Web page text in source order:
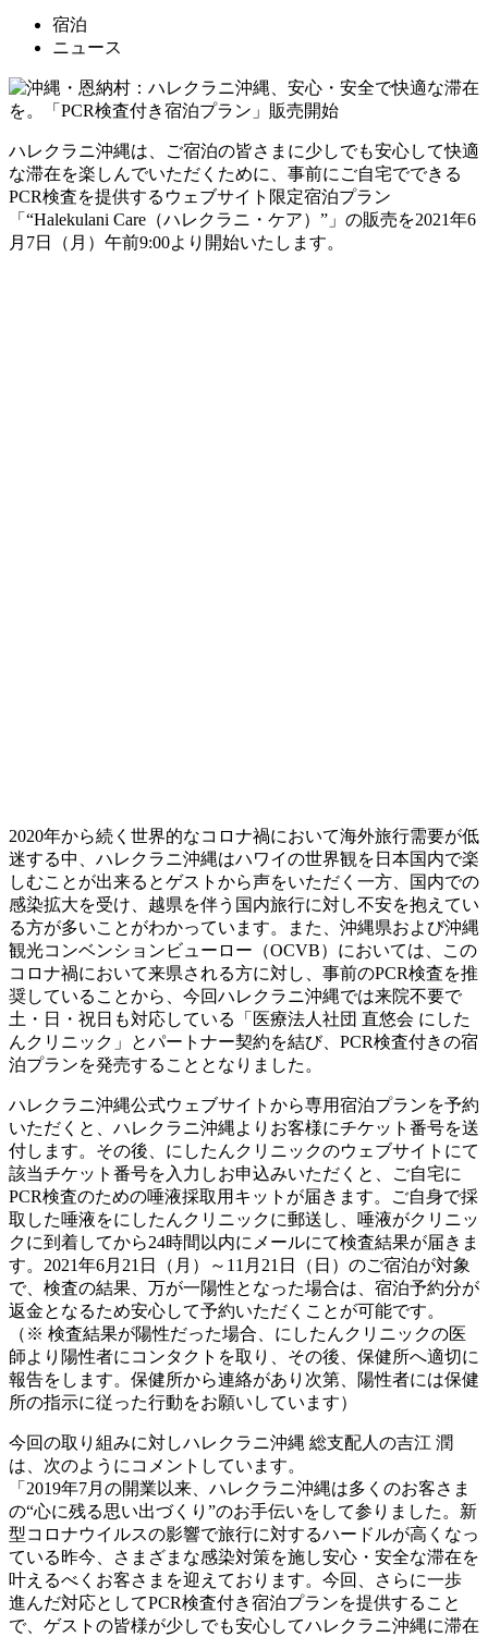
宿泊
ニュース
ハレクラニ沖縄は、ご宿泊の皆さまに少しでも安心して快適
な滞在を楽しんでいただくために、事前にご自宅でできる
PCR検査を提供するウェブサイト限定宿泊プラン
「“Halekulani Care（ハレクラニ・ケア）”」の販売を2021年6
月7日（月）午前9:00より開始いたします。
2020年から続く世界的なコロナ禍において海外旅行需要が低
迷する中、ハレクラニ沖縄はハワイの世界観を日本国内で楽
しむことが出来るとゲストから声をいただく一方、国内での
感染拡大を受け、越県を伴う国内旅行に対し不安を抱えてい
る方が多いことがわかっています。また、沖縄県および沖縄
観光コンベンションビューロー（OCVB）においては、この
コロナ禍において来県される方に対し、事前のPCR検査を推
奨していることから、今回ハレクラニ沖縄では来院不要で
土・日・祝日も対応している「医療法人社団 直悠会 にした
んクリニック」とパートナー契約を結び、PCR検査付きの宿
泊プランを発売することとなりました。
ハレクラニ沖縄公式ウェブサイトから専用宿泊プランを予約
いただくと、ハレクラニ沖縄よりお客様にチケット番号を送
付します。その後、にしたんクリニックのウェブサイトにて
該当チケット番号を入力しお申込みいただくと、ご自宅に
PCR検査のための唾液採取用キットが届きます。ご自身で採
取した唾液をにしたんクリニックに郵送し、唾液がクリニッ
クに到着してから24時間以内にメールにて検査結果が届きま
す。2021年6月21日（月）～11月21日（日）のご宿泊が対象
で、検査の結果、万が一陽性となった場合は、宿泊予約分が
返金となるため安心して予約いただくことが可能です。
（※ 検査結果が陽性だった場合、にしたんクリニックの医
師より陽性者にコンタクトを取り、その後、保健所へ適切に
報告をします。保健所から連絡があり次第、陽性者には保健
所の指示に従った行動をお願いしています）
今回の取り組みに対しハレクラニ沖縄 総支配人の吉江 潤
は、次のようにコメントしています。
「2019年7月の開業以来、ハレクラニ沖縄は多くのお客さま
の“心に残る思い出づくり”のお⼿伝いをして参りました。新
型コロナウイルスの影響で旅行に対するハードルが高くなっ
ている昨今、さまざまな感染対策を施し安心・安全な滞在を
叶えるべくお客さまを迎えております。今回、さらに一歩
進んだ対応としてPCR検査付き宿泊プランを提供すること
で、ゲストの皆様が少しでも安心してハレクラニ沖縄に滞在